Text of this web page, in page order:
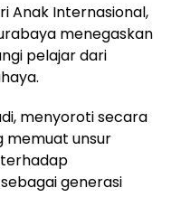
Anak Internasional,
menegaskan
pelajar dari
menyoroti secara
memuat unsur
generasi